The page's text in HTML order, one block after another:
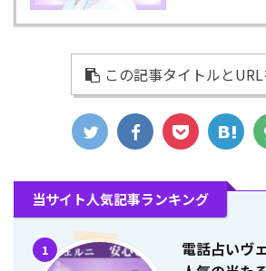
この記事タイトルと
当サイト人気記事ランキング
1
電話占いヴ